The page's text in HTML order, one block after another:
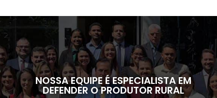
NOSSA EQUIPE É ESPECIALISTA EM
DEFENDER O PRODUTOR RURAL